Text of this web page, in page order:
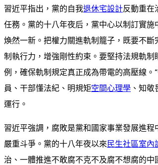
習近平指出，黨的自我退休宅設計反動重在
任務。黨的十八年夜后，黨中心以制訂實
煥然一新。把權力關進軌制籠子，既要不
制執行力，增強剛性約束。要堅持法規軌
例，確保軌制規定真正成為帶電的高壓線
員、干部懂法紀、明規矩空間心理學 、知
運行。
習近平強調，腐敗是黨和國家事業發展進
嚴重斗爭。黨的十八年夜以來 民生社區室內
治、一體推進不敢腐不克不及腐不想腐的